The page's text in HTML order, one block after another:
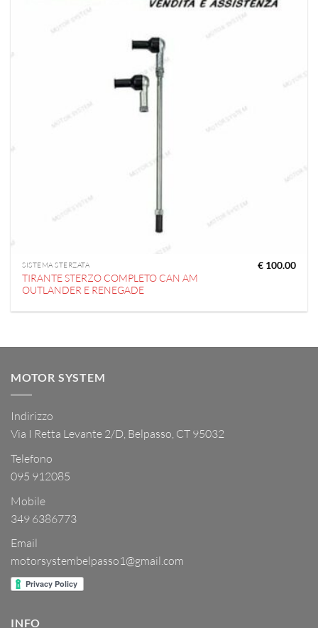
SISTEMA STERZATA
TIRANTE STERZO COMPLETO CAN AM
OUTLANDER E RENEGADE
€100.00
MOTOR SYSTEM
Indirizzo
Via I Retta Levante 2/D, Belpasso, CT 95032
Telefono
095 912085
Mobile
349 6386773
Email
motorsystembelpasso1@gmail.com
INFO